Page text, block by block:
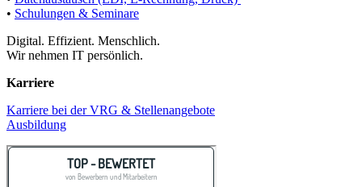
• Schulungen & Seminare
Digital. Effizient. Menschlich.
Wir nehmen IT persönlich.
Karriere
Karriere bei der VRG & Stellenangebote
Ausbildung